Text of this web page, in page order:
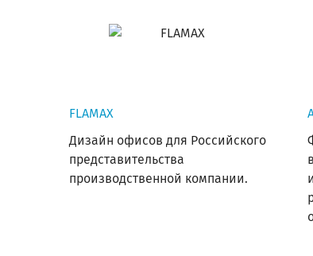
FLAMAX
Дизайн офисов для Российского
представительства
производственной компании.